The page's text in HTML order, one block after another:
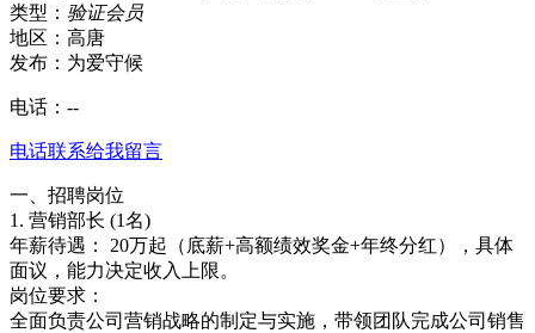
类型： 验证会员
地区：高唐
发布：为爱守候
电话： --
电话联系给我留言
一、招聘岗位
1. 营销部长 (1名)
年薪待遇： 20万起（底薪+高额绩效奖金+年终分红），具体
面议，能力决定收入上限。
岗位要求：
全面负责公司营销战略的制定与实施，带领团队完成公司销售